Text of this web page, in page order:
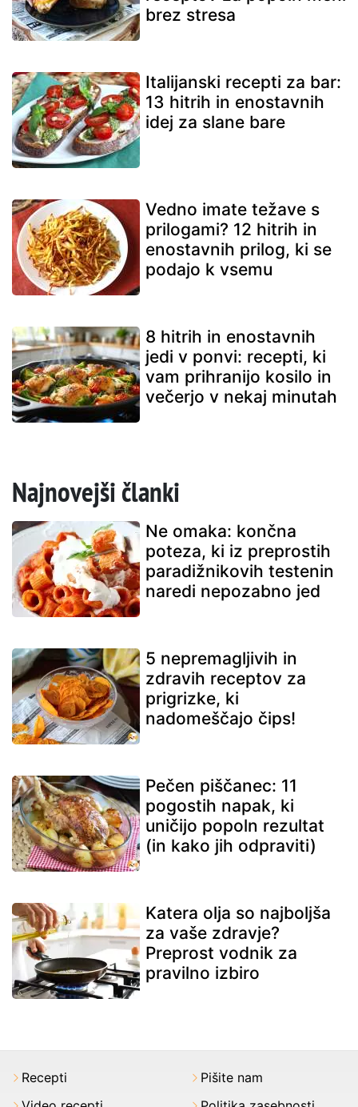
brez stresa
Italijanski recepti za bar:
13 hitrih in enostavnih
idej za slane bare
Vedno imate težave s
prilogami? 12 hitrih in
enostavnih prilog, ki se
podajo k vsemu
8 hitrih in enostavnih
jedi v ponvi: recepti, ki
vam prihranijo kosilo in
večerjo v nekaj minutah
Najnovejši članki
Ne omaka: končna
poteza, ki iz preprostih
paradižnikovih testenin
naredi nepozabno jed
5 nepremagljivih in
zdravih receptov za
prigrizke, ki
nadomeščajo čips!
Pečen piščanec: 11
pogostih napak, ki
uničijo popoln rezultat
(in kako jih odpraviti)
Katera olja so najboljša
za vaše zdravje?
Preprost vodnik za
pravilno izbiro
Recepti
Pišite nam